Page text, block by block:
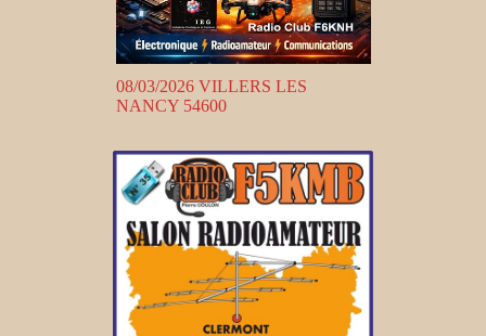
08/03/2026 VILLERS LES
NANCY 54600